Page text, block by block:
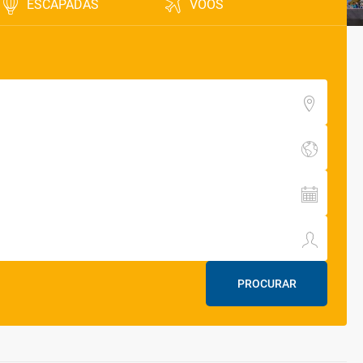
ESCAPADAS VOOS
PROCURAR